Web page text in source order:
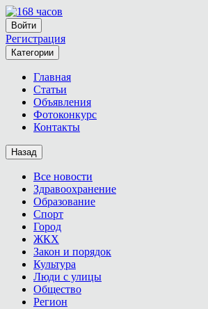
Войти
Регистрация
Категории
Главная
Статьи
Объявления
Фотоконкурс
Контакты
Назад
Все новости
Здравоохранение
Образование
Спорт
Город
ЖКХ
Закон и порядок
Культура
Люди с улицы
Общество
Регион